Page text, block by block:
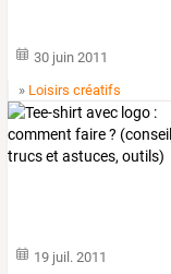
30 juin 2011
» Loisirs créatifs
19 juil. 2011